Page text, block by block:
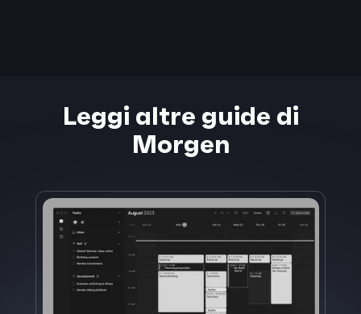
Leggi altre guide di
Morgen